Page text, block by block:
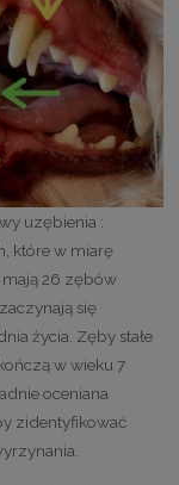
uzębienia :
które w miarę
mają 26 zębów
się
życia. Zęby stałe
w wieku 7
oceniana
zidentyfikować